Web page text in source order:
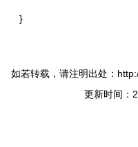
}
如若转载，请注明出处：
更新时间：